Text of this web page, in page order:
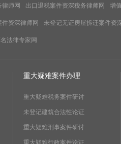
师网 出口退税案件资深税务律师网 增
资深律师网 未登记无证房屋拆迁案件资
法律专家网
重大疑难案件办理
重大疑难税务案件研讨
未登记建筑合法性论证
重大疑难刑事案件研讨
重大疑难行政案件论证